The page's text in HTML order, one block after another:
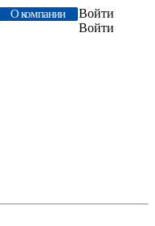
О компании
Войти
Войти